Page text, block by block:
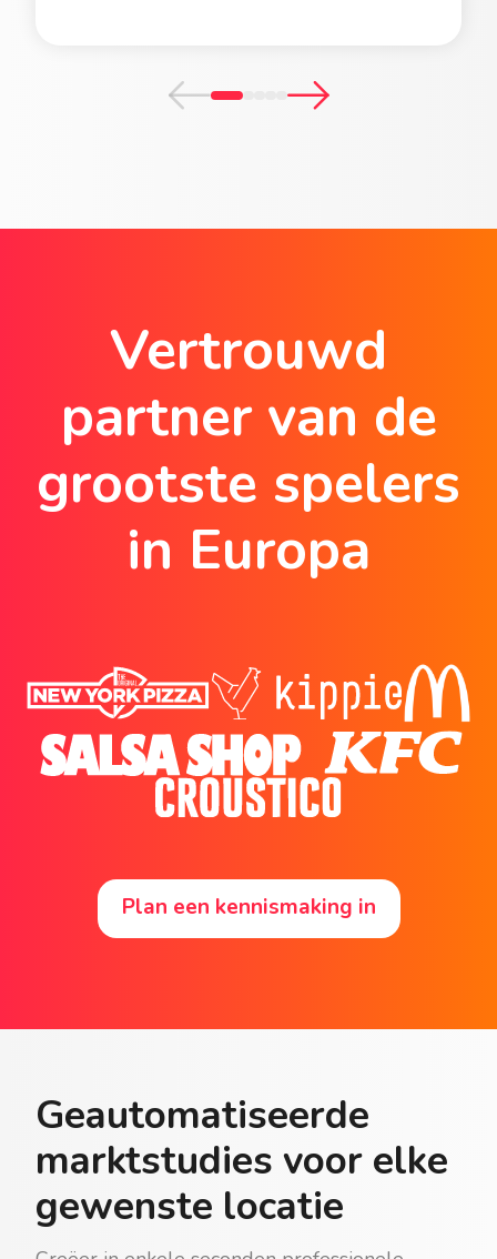
Vertrouwd
partner van de
grootste spelers
in Europa
Plan een kennismaking in
Geautomatiseerde
marktstudies voor elke
gewenste locatie